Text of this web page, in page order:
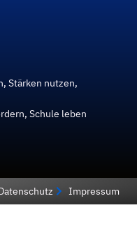
Stärken nutzen,
Schule leben
Impressum